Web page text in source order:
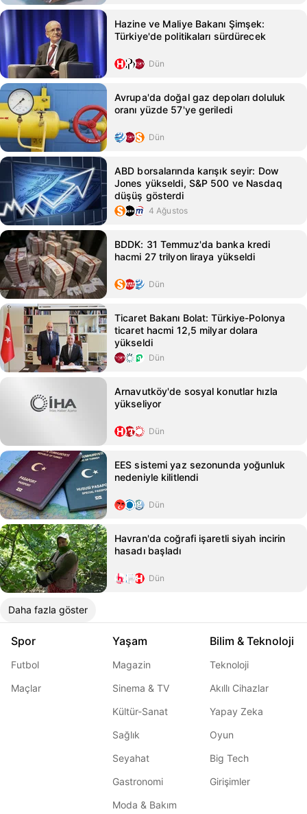
Hazine ve Maliye Bakanı Şimşek:
Türkiye'de politikaları sürdürecek
Dün
Avrupa'da doğal gaz depoları doluluk
oranı yüzde 57'ye geriledi
Dün
ABD borsalarında karışık seyir: Dow
Jones yükseldi, S&P 500 ve Nasdaq
düşüş gösterdi
4 Ağustos
BDDK: 31 Temmuz'da banka kredi
hacmi 27 trilyon liraya yükseldi
Dün
Ticaret Bakanı Bolat: Türkiye-Polonya
ticaret hacmi 12,5 milyar dolara
yükseldi
Dün
Arnavutköy'de sosyal konutlar hızla
yükseliyor
Dün
EES sistemi yaz sezonunda yoğunluk
nedeniyle kilitlendi
Dün
Havran'da coğrafi işaretli siyah incirin
hasadı başladı
Dün
Daha fazla göster
Spor
Futbol
Maçlar
Yaşam
Magazin
Sinema & TV
Kültür-Sanat
Sağlık
Seyahat
Gastronomi
Moda & Bakım
Bilim & Teknoloji
Teknoloji
Akıllı Cihazlar
Yapay Zeka
Oyun
Big Tech
Girişimler